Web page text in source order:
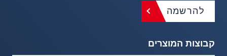
להרשמה
קבוצות המוצרים